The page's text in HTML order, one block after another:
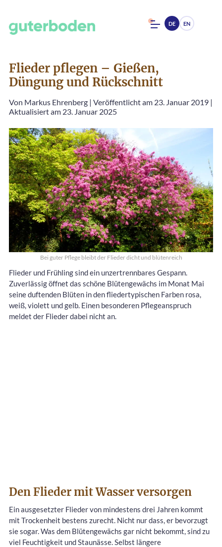
DE EN
Flieder pflegen – Gießen,
Düngung und Rückschnitt
Von Markus Ehrenberg | Veröffentlicht am 23. Januar 2019 |
Aktualisiert am 23. Januar 2025
Bei guter Pflege bleibt der Flieder dicht und blütenreich
Flieder und Frühling sind ein unzertrennbares Gespann.
Zuverlässig öffnet das schöne Blütengewächs im Monat Mai
seine duftenden Blüten in den fliedertypischen Farben rosa,
weiß, violett und gelb. Einen besonderen Pflegeanspruch
meldet der Flieder dabei nicht an.
Den Flieder mit Wasser versorgen
Ein ausgesetzter Flieder von mindestens drei Jahren kommt
mit Trockenheit bestens zurecht. Nicht nur dass, er bevorzugt
sie sogar. Was dem Blütengewächs gar nicht bekommt, sind zu
viel Feuchtigkeit und Staunässe. Selbst längere